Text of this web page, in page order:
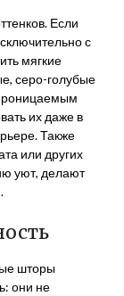
Если
с
мягкие
серо-голубые
их даже в
Также
или других
уют, делают
шторы
они не